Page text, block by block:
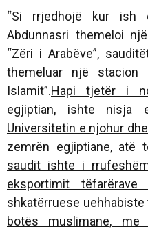
“Si rrjedhojë kur ish
Abdunnasri themeloi
“Zëri i Arabëve”,
themeluar një stacion
Islamit”.Hapi tjetër i
egjiptian, ishte nisja
Universitetin e njohur
zemrën egjiptiane, atë
saudit ishte i
eksportimit
shkatërruese
botës muslimane,